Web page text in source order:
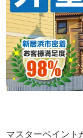
マスターペイント